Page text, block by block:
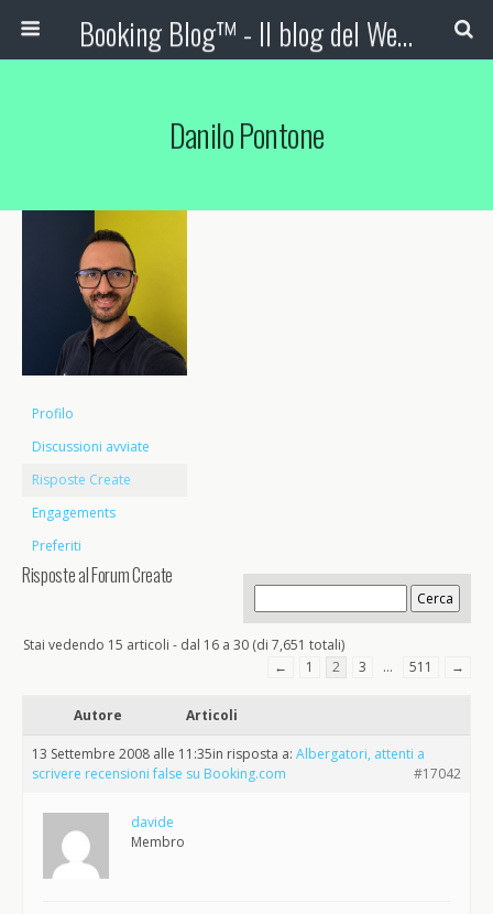
Booking Blog™ - Il blog del Web Marketing Turistico
Danilo Pontone
Profilo
Discussioni avviate
Risposte Create
Engagements
Preferiti
Risposte al Forum Create
Stai vedendo 15 articoli - dal 16 a 30 (di 7,651 totali)
←
1 2 3 … 511 →
Autore Articoli
13 Settembre 2008 alle 11:35in risposta a: Albergatori, attenti a
scrivere recensioni false su Booking.com
#17042
davide
Membro